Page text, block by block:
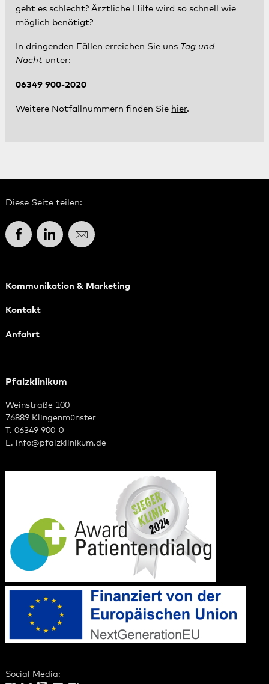
geht es schlecht? Ärztliche Hilfe wird so schnell wie
möglich benötigt?
In dringenden Fällen erreichen Sie uns Tag und
Nacht unter:
06349 900-2020
Weitere Notfallnummern finden Sie hier.
Diese Seite teilen:
FacebookLinkedInE-Mail
Kommunikation & Marketing
Kontakt
Anfahrt
Pfalzklinikum
Weinstraße 100
76889 Klingenmünster
T. 06349 900-0
E. info@pfalzklinikum.de
Social Media: